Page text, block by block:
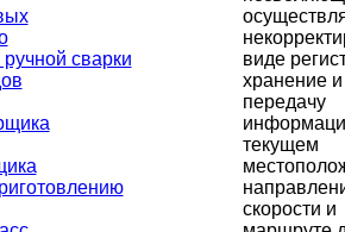
сварки
виде
хранение и
передачу
текущем
скорости и